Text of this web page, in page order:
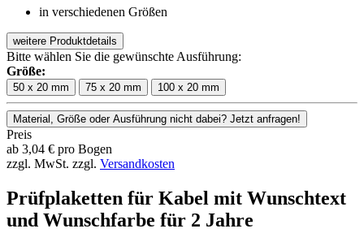
in verschiedenen Größen
weitere Produktdetails
Bitte wählen Sie die gewünschte Ausführung:
Größe:
50 x 20 mm 75 x 20 mm 100 x 20 mm
Material, Größe oder Ausführung nicht dabei? Jetzt anfragen!
Preis
ab 3,04 € pro Bogen
zzgl. MwSt. zzgl. Versandkosten
Prüfplaketten für Kabel mit Wunschtext
und Wunschfarbe für 2 Jahre